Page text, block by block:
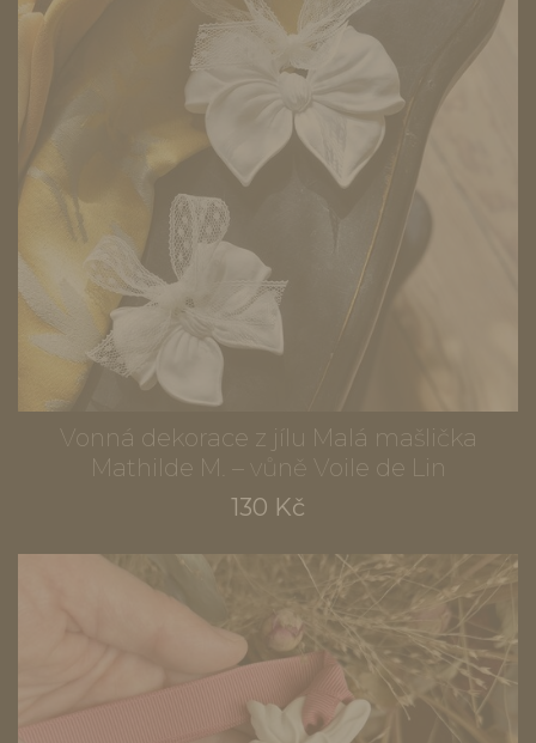
Vonná dekorace z jílu Malá mašlička
Mathilde M. – vůně Voile de Lin
130 Kč